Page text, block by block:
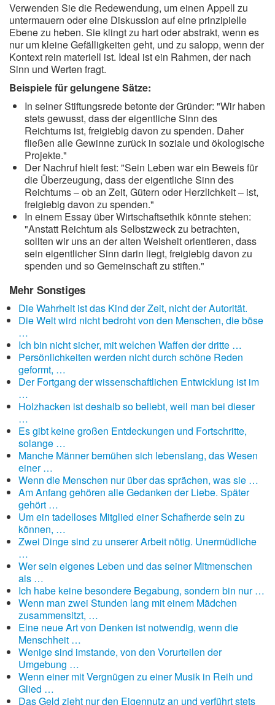
Verwenden Sie die Redewendung, um einen Appell zu
untermauern oder eine Diskussion auf eine prinzipielle
Ebene zu heben. Sie klingt zu hart oder abstrakt, wenn es
nur um kleine Gefälligkeiten geht, und zu salopp, wenn der
Kontext rein materiell ist. Ideal ist ein Rahmen, der nach
Sinn und Werten fragt.
Beispiele für gelungene Sätze:
In seiner Stiftungsrede betonte der Gründer: "Wir haben
stets gewusst, dass der eigentliche Sinn des
Reichtums ist, freigiebig davon zu spenden. Daher
fließen alle Gewinne zurück in soziale und ökologische
Projekte."
Der Nachruf hielt fest: "Sein Leben war ein Beweis für
die Überzeugung, dass der eigentliche Sinn des
Reichtums – ob an Zeit, Gütern oder Herzlichkeit – ist,
freigiebig davon zu spenden."
In einem Essay über Wirtschaftsethik könnte stehen:
"Anstatt Reichtum als Selbstzweck zu betrachten,
sollten wir uns an der alten Weisheit orientieren, dass
sein eigentlicher Sinn darin liegt, freigiebig davon zu
spenden und so Gemeinschaft zu stiften."
Mehr Sonstiges
Die Wahrheit ist das Kind der Zeit, nicht der Autorität.
Die Welt wird nicht bedroht von den Menschen, die böse
…
Ich bin nicht sicher, mit welchen Waffen der dritte …
Persönlichkeiten werden nicht durch schöne Reden
geformt, …
Der Fortgang der wissenschaftlichen Entwicklung ist im
…
Holzhacken ist deshalb so beliebt, weil man bei dieser
…
Es gibt keine großen Entdeckungen und Fortschritte,
solange …
Manche Männer bemühen sich lebenslang, das Wesen
einer …
Wenn die Menschen nur über das sprächen, was sie …
Am Anfang gehören alle Gedanken der Liebe. Später
gehört …
Um ein tadelloses Mitglied einer Schafherde sein zu
können, …
Zwei Dinge sind zu unserer Arbeit nötig. Unermüdliche
…
Wer sein eigenes Leben und das seiner Mitmenschen
als …
Ich habe keine besondere Begabung, sondern bin nur …
Wenn man zwei Stunden lang mit einem Mädchen
zusammensitzt, …
Eine neue Art von Denken ist notwendig, wenn die
Menschheit …
Wenige sind imstande, von den Vorurteilen der
Umgebung …
Wenn einer mit Vergnügen zu einer Musik in Reih und
Glied …
Das Geld zieht nur den Eigennutz an und verführt stets